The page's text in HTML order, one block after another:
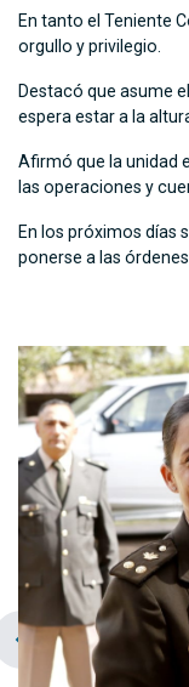
En tanto el Teniente
orgullo y privilegio.
Destacó que asume
espera estar a la
Afirmó que la unidad
las operaciones y
En los próximos días
ponerse a las
chevron_left